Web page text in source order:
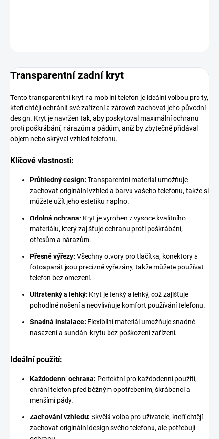
Transparentní zadní kryt
Tento transparentní kryt na mobilní telefon je ideální volbou pro ty,
kteří chtějí ochránit své zařízení a zároveň zachovat jeho původní
design. Kryt je navržen tak, aby poskytoval maximální ochranu
proti poškrábání, nárazům a pádům, aniž by zbytečně přidával
objem nebo skrýval vzhled telefonu.
Klíčové vlastnosti:
Průhledný design: Transparentní materiál umožňuje
zachovat originální vzhled a barvu vašeho telefonu, takže si
můžete užít jeho estetiku naplno.
Odolná ochrana: Kryt je vyroben z vysoce kvalitního
materiálu, který zajišťuje ochranu proti poškrábání,
otřesům a nárazům.
Přesné výřezy: Všechny otvory pro tlačítka, konektory a
fotoaparát jsou precizně vyřezány, takže můžete používat
telefon bez omezení.
Ultratenký a lehký: Kryt je tenký a lehký, což zajišťuje
pohodlné nošení a neovlivňuje komfort používání telefonu.
Snadná instalace: Flexibilní materiál umožňuje snadné
nasazení a sundání krytu bez poškození zařízení.
Ideální použití:
Každodenní ochrana: Perfektní pro každodenní použití,
chrání telefon před běžným opotřebením, škrábanci a
menšími pády.
Zachování vzhledu: Skvělá volba pro uživatele, kteří chtějí
zachovat originální design svého telefonu, ale potřebují